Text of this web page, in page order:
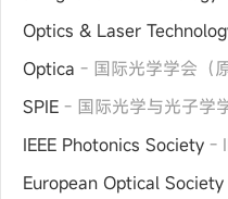
Optics & Laser
Optica - 国际光学学会（原
SPIE - 国际光学与光子学
IEEE Photonics Society -
European Optical Society